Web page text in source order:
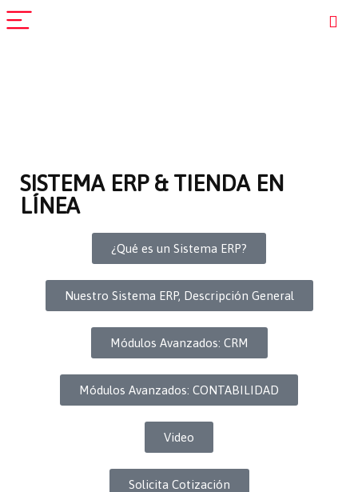
SISTEMA ERP & TIENDA EN
LÍNEA
¿Qué es un Sistema ERP?
Nuestro Sistema ERP, Descripción General
Módulos Avanzados: CRM
Módulos Avanzados: CONTABILIDAD
Video
Solicita Cotización